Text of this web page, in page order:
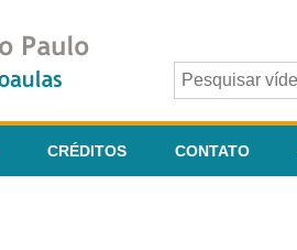
CRÉDITOS CONTATO